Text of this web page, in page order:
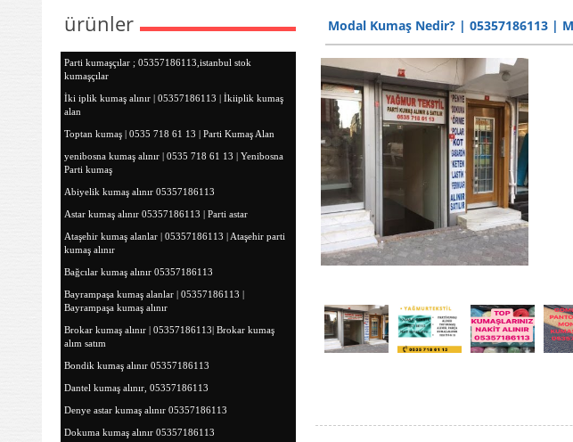
ürünler
Parti kumaşçılar ; 05357186113,istanbul stok
kumaşçılar
İki iplik kumaş alınır | 05357186113 | İkiiplik kumaş
alan
Toptan kumaş | 0535 718 61 13 | Parti Kumaş Alan
yenibosna kumaş alınır | 0535 718 61 13 | Yenibosna
Parti kumaş
Abiyelik kumaş alınır 05357186113
Astar kumaş alınır 05357186113 | Parti astar
Ataşehir kumaş alanlar | 05357186113 | Ataşehir parti
kumaş alınır
Bağcılar kumaş alınır 05357186113
Bayrampaşa kumaş alanlar | 05357186113 |
Bayrampaşa kumaş alınır
Brokar kumaş alınır | 05357186113| Brokar kumaş
alım satım
Bondik kumaş alınır 05357186113
Dantel kumaş alınır, 05357186113
Denye astar kumaş alınır 05357186113
Dokuma kumaş alınır 05357186113
Modal Kumaş Nedir? | 05357186113 |